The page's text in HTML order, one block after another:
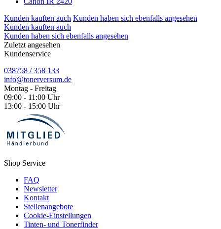
Kunden kauften auch Kunden haben sich ebenfalls angesehen
Kunden kauften auch
Kunden haben sich ebenfalls angesehen
Zuletzt angesehen
Kundenservice
038758 / 358 133
info@tonerversum.de
Montag - Freitag
09:00 - 11:00 Uhr
13:00 - 15:00 Uhr
Shop Service
FAQ
Newsletter
Kontakt
Stellenangebote
Cookie-Einstellungen
Tinten- und Tonerfinder